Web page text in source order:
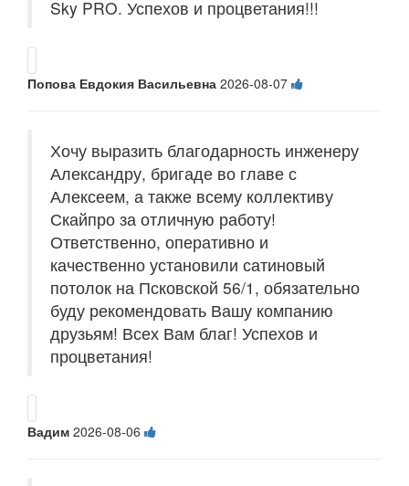
Sky PRO. Успехов и процветания!!!
Попова Евдокия Васильевна 2026-08-07
Хочу выразить благодарность инженеру
Александру, бригаде во главе с
Алексеем, а также всему коллективу
Скайпро за отличную работу!
Ответственно, оперативно и
качественно установили сатиновый
потолок на Псковской 56/1, обязательно
буду рекомендовать Вашу компанию
друзьям! Всех Вам благ! Успехов и
процветания!
Вадим 2026-08-06